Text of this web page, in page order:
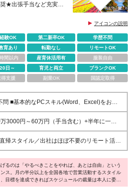
★出張手当など充実の
アイコンの説明
験OK 第二新卒OK
学歴不問
育あり 転勤なし
リモートOK
間以内 産育休活用有
服装自由
日～ 育児と両立
ブランクOK
得支援 副業OK 国認定取得
問 ■基本的なPCスキル(Word、Excel)をお持
■普通自動車運転免許（AT可）※ペーパードラ
可、3年以上の運転経験あり ■宿泊を伴う出
スケジュールを組み立て前向きに取り組める方
つ真面目に取り組むことができる方 ★オン
の関係構築が得意な方 ★旅行やドライブが
3000円～60万円（手当含む）+半年に一回
ティブ支給 ※固定残業代53,000円～90,000
なし残業40時間分）を含みます。超過分は別途
、 半年に一回のインセンティブでしっかり
低でも50万円～で、最大200万円支給した実
細★ ・基本給16万円～26万
直帰スタイル／出社はほぼ不要のリモート活用
業活動を行っていただきます。 ※本社（大阪
庄1丁目17-20）への出社は、数ヶ月に1回の
の範囲)上記を除く当社関連勤
げるのは「やるべきことをやれば、あとは自由」という
ス。月の半分以上を全国各地で営業活動するスタイル
目標を達成できればスケジュールの裁量は本人に委ね
やるべきことをやれば、誰にも縛られない真の自由。